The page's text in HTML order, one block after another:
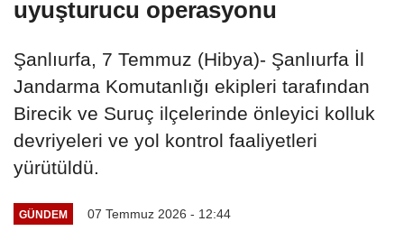
uyuşturucu operasyonu
Şanlıurfa, 7 Temmuz (Hibya)- Şanlıurfa İl
Jandarma Komutanlığı ekipleri tarafından
Birecik ve Suruç ilçelerinde önleyici kolluk
devriyeleri ve yol kontrol faaliyetleri
yürütüldü.
GÜNDEM 07 Temmuz 2026 - 12:44